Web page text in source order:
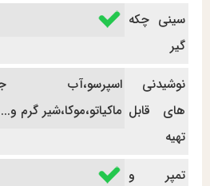
سینی چکه
گیر
نوشیدنی
های قابل
تهیه
اسپرسو،آب
ماکیاتو،موکا،شیر گرم و...
تمپر و